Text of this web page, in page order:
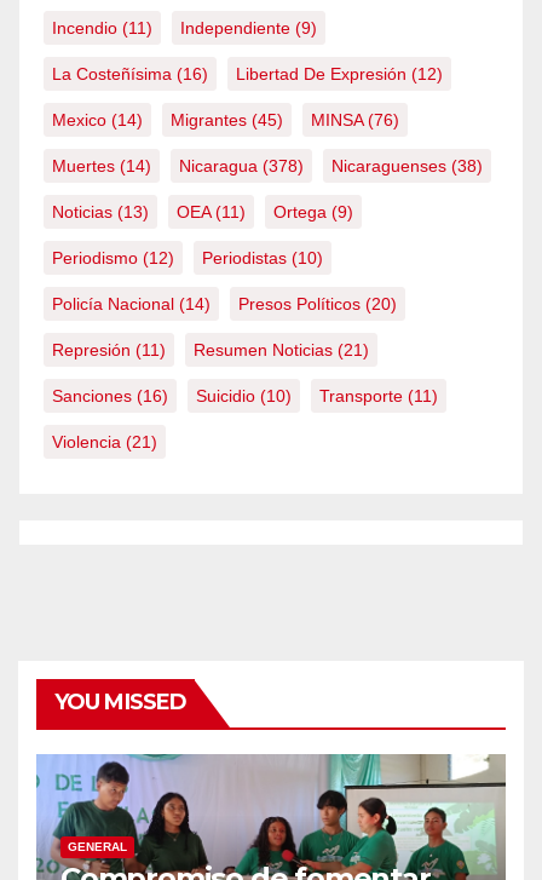
Incendio (11) Independiente (9)
La Costeñísima (16) Libertad De Expresión (12)
Mexico (14) Migrantes (45) MINSA(76)
Muertes (14) Nicaragua (378) Nicaraguenses (38)
Noticias (13) OEA(11) Ortega (9)
Periodismo (12) Periodistas (10)
Policía Nacional (14) Presos Políticos (20)
Represión (11) Resumen Noticias (21)
Sanciones (16) Suicidio (10) Transporte (11)
Violencia (21)
YOU MISSED
GENERAL